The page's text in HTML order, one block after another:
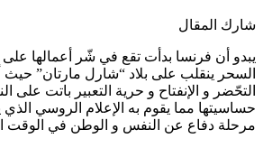
شارك المقال
يبدو أن فرنسا بدأت تقع في شّر أعمالها على
السحر ينقلب على بلاد “شارل مارتان” حيث
التحّضر و الإنفتاح و حرية التعبير باتت على
حساسيتها مما يقوم به الإعلام الروسي الذي
مرحلة دفاع عن النفس و الوطن في الوقت